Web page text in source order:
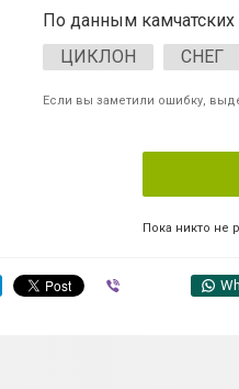
По данным камчатских
ЦИКЛОН
СНЕГ
Если вы заметили ошибку,
Пока никто не